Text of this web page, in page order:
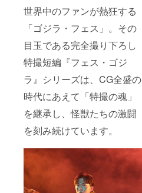
世界中のファンが熱狂する
「ゴジラ・フェス」。その
目玉である完全撮り下ろし
特撮短編『フェス・ゴジ
ラ』シリーズは、CG全盛の
時代にあえて「特撮の魂」
を継承し、怪獣たちの激闘
を刻み続けています。